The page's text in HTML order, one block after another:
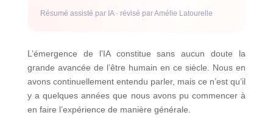
Résumé assisté par IA · révisé par Amélie Latourelle
L’émergence de l’IA constitue sans aucun doute la
grande avancée de l’être humain en ce siècle. Nous en
avons continuellement entendu parler, mais ce n’est qu’il
y a quelques années que nous avons pu commencer à
en faire l’expérience de manière générale.